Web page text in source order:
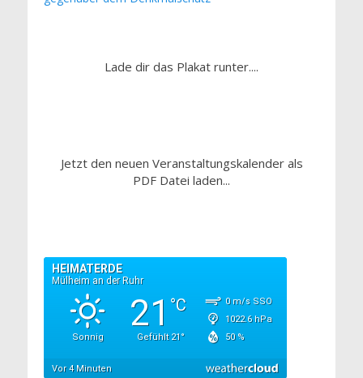
Lade dir das Plakat runter....
Jetzt den neuen Veranstaltungskalender als
PDF Datei laden...